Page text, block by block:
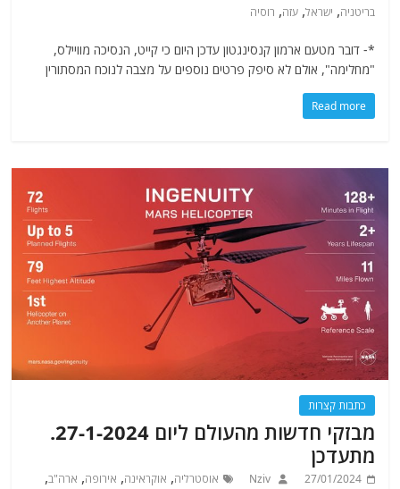
בריטניה, ישראל,עזה, רוסיה
*- דובר מטעם ארמון קנסינגטון עדכן היום כי קייט, הנסיכה מוויילס,
"מחלימה", אולם לא סיפק פרטים נוספים על מצבה לנוכח המסתורין
Read more
כתבות קצרות
מבזקי חדשות מהעולם ליום 27-1-2024.
מתעדכן
27/01/2024
Nziv אוסטרליה, אוקראינה, אירופה, ארה"ב,